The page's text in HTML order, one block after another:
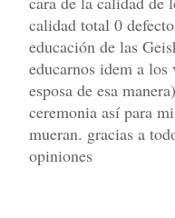
calidad total 0
educación de las
educarnos idem a los
esposa de esa
ceremonia así para
mueran. gracias a
opiniones